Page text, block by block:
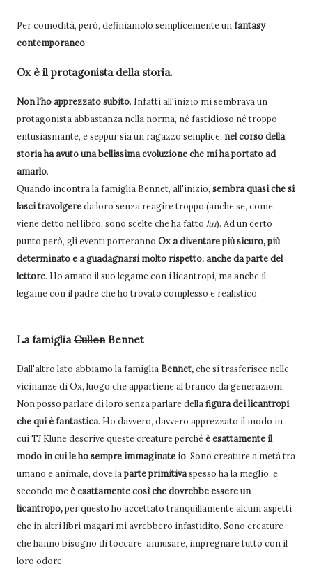
Per comodità, però, definiamolo semplicemente unfantasy
contemporaneo.
Ox è il protagonista della storia.
Non l'ho apprezzato subito. Infatti all'inizio mi sembrava un
protagonista abbastanza nella norma, né fastidioso né troppo
entusiasmante, e seppur sia un ragazzo semplice, nel corso della
storia ha avuto una bellissima evoluzione che mi ha portato ad
amarlo.
Quando incontra la famiglia Bennet, all'inizio, sembra quasi che si
lasci travolgereda loro senza reagire troppo (anche se, come
viene detto nel libro, sono scelte che ha fatto lui). Ad un certo
punto però, gli eventi porteranno Ox a diventare più sicuro, più
determinato e a guadagnarsi molto rispetto, anche da parte del
lettore. Ho amato il suo legame con i licantropi, ma anche il
legame con il padre che ho trovato complesso e realistico.
La famigliaCullenBennet
Dall'altro lato abbiamo la famiglia Bennet,che si trasferisce nelle
vicinanze di Ox, luogo che appartiene al branco da generazioni.
Non posso parlare di loro senza parlare della figura dei licantropi
che qui è fantastica. Ho davvero, davvero apprezzato il modo in
cui TJ Klune descrive queste creature perchéè esattamente il
modo in cui le ho sempre immaginate io. Sono creature a metà tra
umano e animale, dove la parte primitivaspesso ha la meglio, e
secondo meè esattamente così che dovrebbe essere un
licantropo,per questo ho accettato tranquillamente alcuni aspetti
che in altri libri magari mi avrebbero infastidito. Sono creature
che hanno bisogno di toccare, annusare, impregnare tutto con il
loro odore.